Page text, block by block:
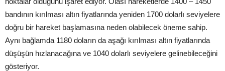
bandının kırılması altın fiyatlarında yeniden 1700 dolarlı seviyelere
doğru bir hareket başlamasına neden olabilecek öneme sahip.
Aynı bağlamda 1180 doların da aşağı kırılması altın fiyatlarında
düşüşün hızlanacağına ve 1040 dolarlı seviyelere gelinebileceğini
gösteriyor.